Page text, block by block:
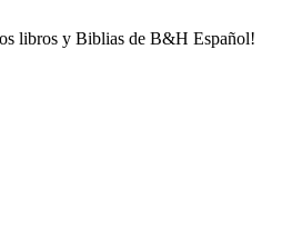
libros y Biblias de B&H Español!